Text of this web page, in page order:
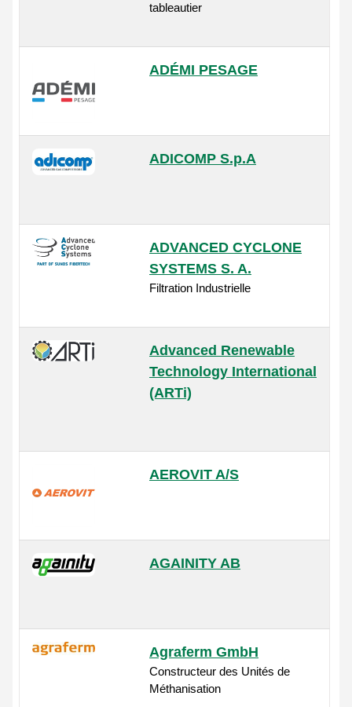
tableautier
ADÉMI PESAGE
ADICOMP S.p.A
ADVANCED CYCLONE
SYSTEMS S. A.
Filtration Industrielle
Advanced Renewable
Technology International
(ARTi)
AEROVIT A/S
AGAINITY AB
Agraferm GmbH
Constructeur des Unités de
Méthanisation